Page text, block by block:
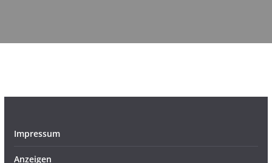
Impressum
Anzeigen